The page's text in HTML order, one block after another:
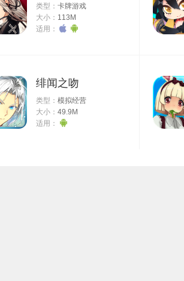
类型： 卡牌游戏
大小： 113M
适用：
绯闻之吻
类型： 模拟经营
大小： 49.9M
适用：